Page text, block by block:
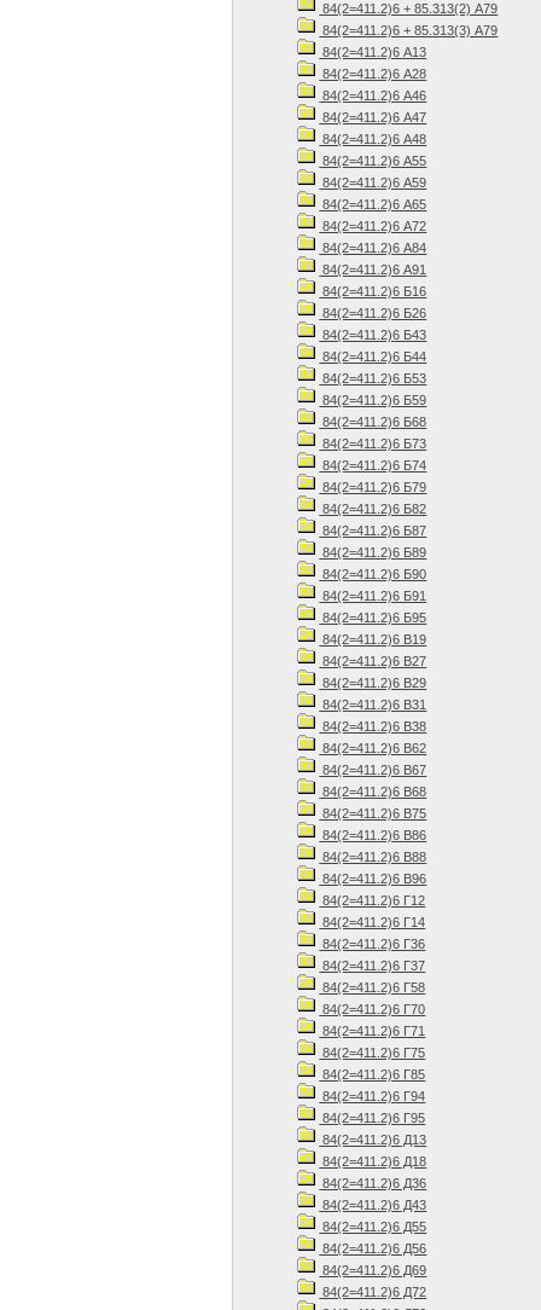
84(2=411.2)6 + 85.313(2) А79
84(2=411.2)6 + 85.313(3) А79
84(2=411.2)6 А13
84(2=411.2)6 А28
84(2=411.2)6 А46
84(2=411.2)6 А47
84(2=411.2)6 А48
84(2=411.2)6 А55
84(2=411.2)6 А59
84(2=411.2)6 А65
84(2=411.2)6 А72
84(2=411.2)6 А84
84(2=411.2)6 А91
84(2=411.2)6 Б16
84(2=411.2)6 Б26
84(2=411.2)6 Б43
84(2=411.2)6 Б44
84(2=411.2)6 Б53
84(2=411.2)6 Б59
84(2=411.2)6 Б68
84(2=411.2)6 Б73
84(2=411.2)6 Б74
84(2=411.2)6 Б79
84(2=411.2)6 Б82
84(2=411.2)6 Б87
84(2=411.2)6 Б89
84(2=411.2)6 Б90
84(2=411.2)6 Б91
84(2=411.2)6 Б95
84(2=411.2)6 В19
84(2=411.2)6 В27
84(2=411.2)6 В29
84(2=411.2)6 В31
84(2=411.2)6 В38
84(2=411.2)6 В62
84(2=411.2)6 В67
84(2=411.2)6 В68
84(2=411.2)6 В75
84(2=411.2)6 В86
84(2=411.2)6 В88
84(2=411.2)6 В96
84(2=411.2)6 Г12
84(2=411.2)6 Г14
84(2=411.2)6 Г36
84(2=411.2)6 Г37
84(2=411.2)6 Г58
84(2=411.2)6 Г70
84(2=411.2)6 Г71
84(2=411.2)6 Г75
84(2=411.2)6 Г85
84(2=411.2)6 Г94
84(2=411.2)6 Г95
84(2=411.2)6 Д13
84(2=411.2)6 Д18
84(2=411.2)6 Д36
84(2=411.2)6 Д43
84(2=411.2)6 Д55
84(2=411.2)6 Д56
84(2=411.2)6 Д69
84(2=411.2)6 Д72